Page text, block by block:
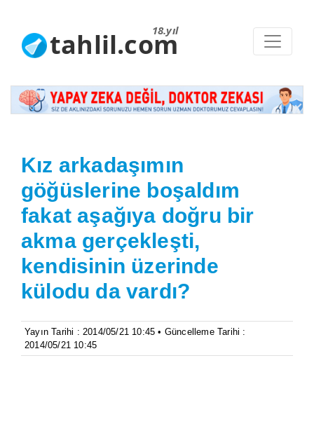
18.yıl
tahlil.com
Kız arkadaşımın
göğüslerine boşaldım
fakat aşağıya doğru bir
akma gerçekleşti,
kendisinin üzerinde
külodu da vardı?
Yayın Tarihi : 2014/05/21 10:45 • Güncelleme Tarihi :
2014/05/21 10:45